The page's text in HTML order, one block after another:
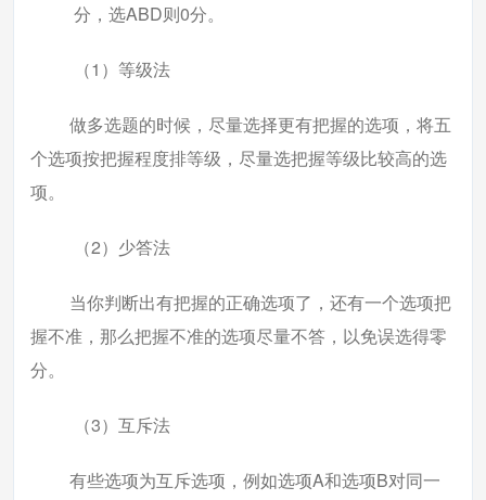
分，选ABD则0分。
（1）等级法
做多选题的时候，尽量选择更有把握的选项，将五
个选项按把握程度排等级，尽量选把握等级比较高的选
项。
（2）少答法
当你判断出有把握的正确选项了，还有一个选项把
握不准，那么把握不准的选项尽量不答，以免误选得零
分。
（3）互斥法
有些选项为互斥选项，例如选项A和选项B对同一